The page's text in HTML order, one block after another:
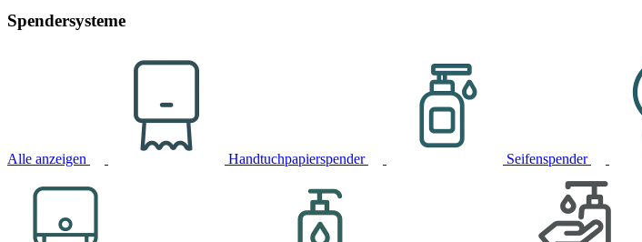
Spendersysteme
Alle anzeigen Handtuchpapierspender Seifenspender